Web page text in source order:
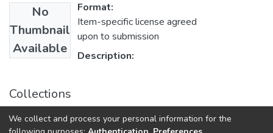
No
Thumbnail
Available
Format:
Item-specific license agreed
upon to submission
Description:
Collections
Магістерські роботи (МЕ)
Магістерські роботи
We collect and process your personal information for the